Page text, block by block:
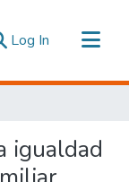
Log In (current)
igualdad